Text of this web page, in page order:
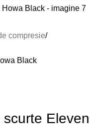
compresie
Black
Eleven